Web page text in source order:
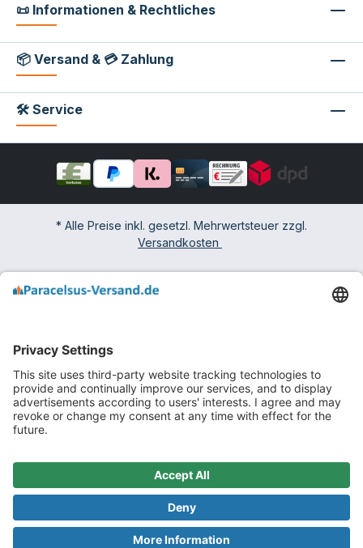
📜 Informationen & Rechtliches
📦 Versand & 💳 Zahlung
🛠 Service
* Alle Preise inkl. gesetzl. Mehrwertsteuer zzgl.
Versandkosten
Datenschutzerklärung